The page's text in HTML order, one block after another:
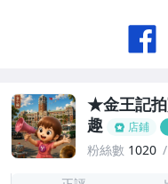
★金王記
趣
店鋪
粉絲數 1020